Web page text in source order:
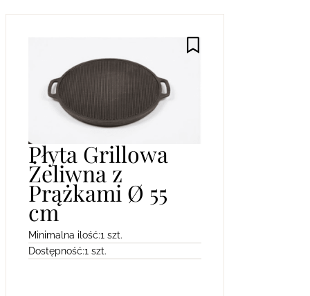
Płyta Grillowa
Żeliwna z
Prążkami Ø 55
cm
Minimalna ilość:1 szt.
Dostępność:1 szt.